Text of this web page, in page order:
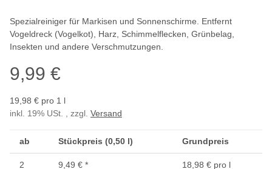
Spezialreiniger für Markisen und Sonnenschirme. Entfernt
Vogeldreck (Vogelkot), Harz, Schimmelflecken, Grünbelag,
Insekten und andere Verschmutzungen.
9,99 €
19,98 € pro 1 l
inkl. 19% USt. , zzgl. Versand
ab Stückpreis (0,50 l) Grundpreis
2 9,49 € * 18,98 € pro l